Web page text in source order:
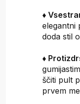
♦
elegantni
doda stil
♦
ščiti pult
prvem